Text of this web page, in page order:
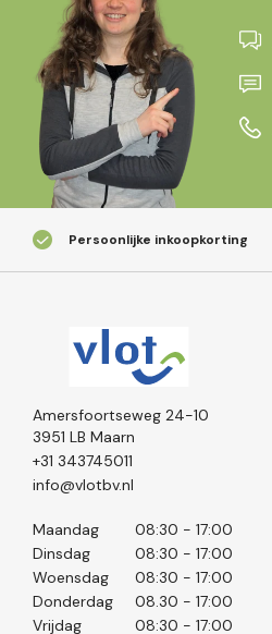
Persoonlijke inkoopkorting
Amersfoortseweg 24-10
3951 LB Maarn
+31 343745011
info@vlotbv.nl
Maandag
08:30 - 17:00
Dinsdag
08:30 - 17:00
Woensdag
08:30 - 17:00
Donderdag
08.30 - 17:00
Vrijdag
08:30 - 17:00